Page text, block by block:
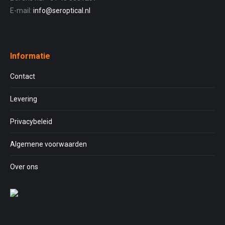
E-mail: info@seroptical.nl
Informatie
Contact
Levering
Privacybeleid
Algemene voorwaarden
Over ons